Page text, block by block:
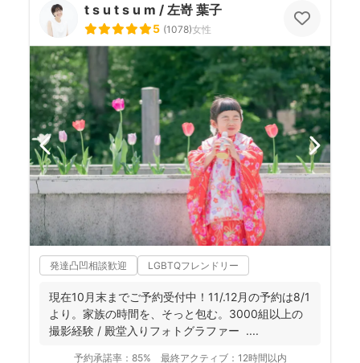
t s u t s u m / 左嵜 葉子
5 (1078)女性
発達凸凹相談歓迎 LGBTQフレンドリー
現在10月末までご予約受付中！11/.12月の予約は8/1
より。家族の時間を、そっと包む。3000組以上の
撮影経験 / 殿堂入りフォトグラファー ....
予約承諾率： 85% 最終アクティブ： 12時間以内